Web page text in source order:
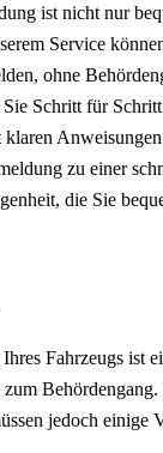
ist nicht nur
Service
ohne
Schritt für
klaren
zu einer
die Sie
Fahrzeugs ist
jedoch einige